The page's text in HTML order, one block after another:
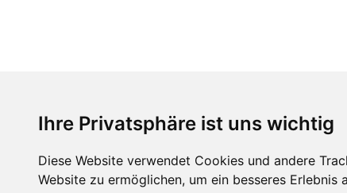
Ihre Privatsphäre ist uns wichtig
Diese Website verwendet Cookies und andere
Website zu ermöglichen, um ein besseres Erlebnis